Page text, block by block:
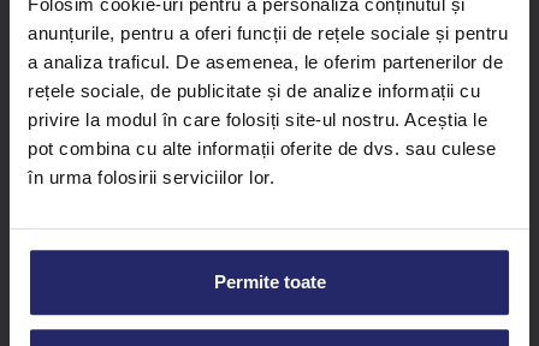
Folosim cookie-uri pentru a personaliza conținutul și
anunțurile, pentru a oferi funcții de rețele sociale și pentru
a analiza traficul. De asemenea, le oferim partenerilor de
rețele sociale, de publicitate și de analize informații cu
privire la modul în care folosiți site-ul nostru. Aceștia le
pot combina cu alte informații oferite de dvs. sau culese
în urma folosirii serviciilor lor.
Permite toate
0742 106 304
info@dulcinea.ro
Strada Buziașului 36J, Lugoj , 305500